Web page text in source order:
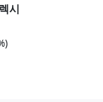
시